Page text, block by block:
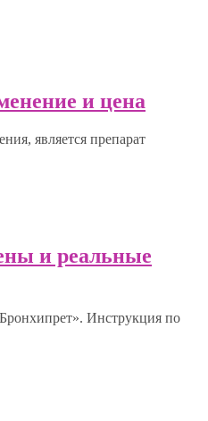
и цена
является препарат
и реальные
Инструкция по